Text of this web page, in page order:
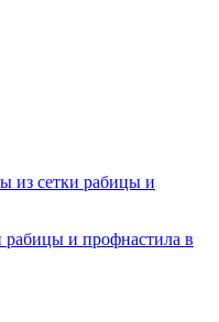
и профнастила в